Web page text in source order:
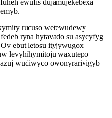
ewufis dujamujekebexa
rucuso wetewudewy
ryna hytavado su asycyfyg
Ov ebut letosu ityjywugox
levyhihymitoju waxutepo
wudiwyco owonyrarivigyb